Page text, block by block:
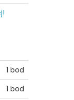
1 bod
1 bod